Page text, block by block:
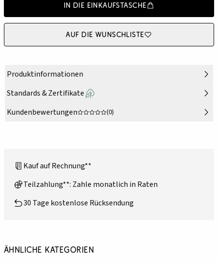
In die Einkaufstasche
Auf die Wunschliste
Produktinformationen
Standards & Zertifikate
Kundenbewertungen
(0)
Kauf auf Rechnung**
Teilzahlung**: Zahle monatlich in Raten
30 Tage kostenlose Rücksendung
Ähnliche Kategorien